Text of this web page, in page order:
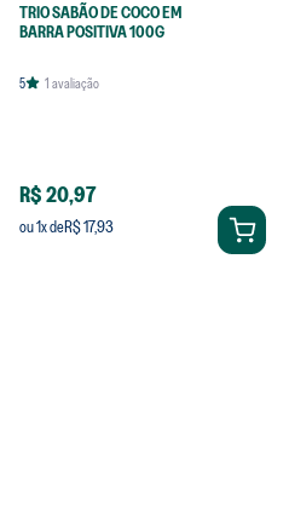
TRIO SABÃO DE COCO EM
BARRA POSITIVA 100G
5 1 avaliação
R$ 20,97
ou1x deR$ 17,93